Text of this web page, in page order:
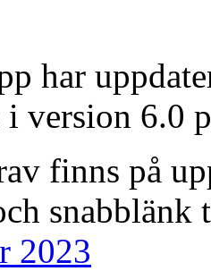
har
i version 6.0
finns på
2023